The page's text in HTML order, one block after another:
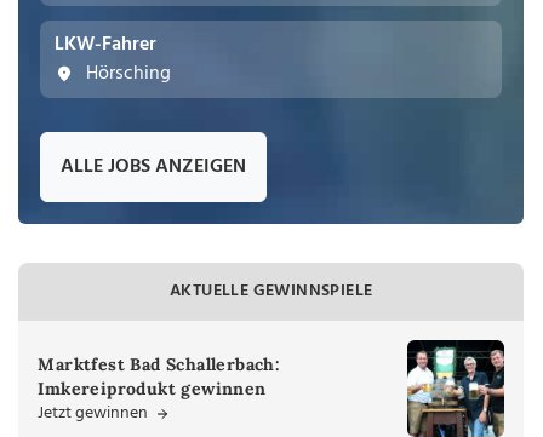
LKW-Fahrer
Hörsching
ALLE JOBS ANZEIGEN
AKTUELLE GEWINNSPIELE
Marktfest Bad Schallerbach:
Imkereiprodukt gewinnen
Jetzt gewinnen